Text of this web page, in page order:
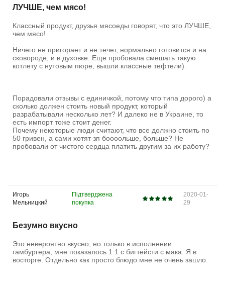
ЛУЧШЕ, чем мясо!
Классный продукт, друзья мясоеды говорят, что это ЛУЧШЕ,
чем мясо!
Ничего не пригорает и не течет, нормально готовится и на
сковороде, и в духовке. Еще пробовала смешать такую
котлету с нутовым пюре, вышли классные тефтели).
Порадовали отзывы с единичкой, потому что типа дорого) а
сколько должен стоить новый продукт, который
разрабатывали несколько лет? И далеко не в Украине, то
есть импорт тоже стоит денег.
Почему некоторые люди считают, что все должно стоить по
50 гривен, а сами хотят зп боооольше, больше? Не
пробовали от чистого сердца платить другим за их работу?
Игорь
Мельницкий
Підтверджена
покупка
2020-01-
29
Безумно вкусно
Это невероятно вкусно, но только в исполнении
гамбургера, мне показалось 1:1 с бигтейсти с мака. Я в
восторге. Отдельно как просто блюдо мне не очень зашло.